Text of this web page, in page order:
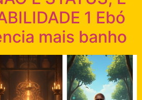
1 Ebó
mais banho